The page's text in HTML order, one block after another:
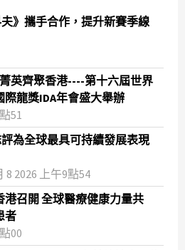
》攜手合作，提升新賽季線
英齊聚香港----第十六屆世界
際龍獎IDA年會盛大舉辦
51
評為全球最具可持續發展表現
2026 上午9點54
港召開 全球醫療健康力量共
者
00